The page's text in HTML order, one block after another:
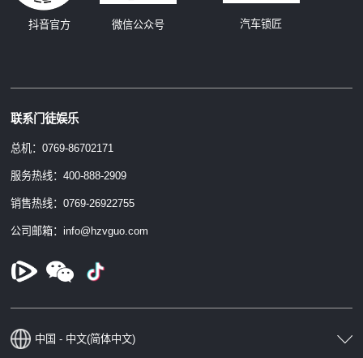
微信公众号
抖音官方 汽车锁匠
联系门徒娱乐
总机：0769-86702171
服务热线：400-888-2909
销售热线：0769-26922755
公司邮箱：info@hzvguo.com
中国 - 中文(简体中文)